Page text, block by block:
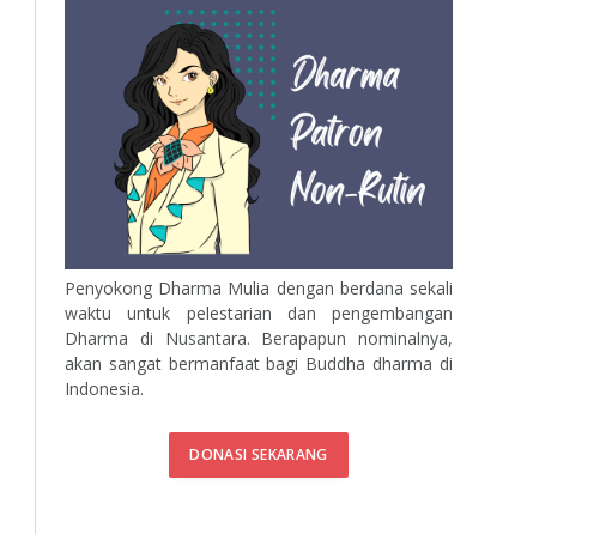
Penyokong Dharma Mulia dengan berdana sekali
waktu untuk pelestarian dan pengembangan
Dharma di Nusantara. Berapapun nominalnya,
akan sangat bermanfaat bagi Buddha dharma di
Indonesia.
DONASI SEKARANG